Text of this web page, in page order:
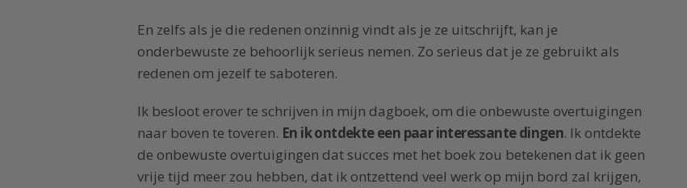
En zelfs als je die redenen onzinnig vindt als je ze uitschrijft, kan je
onderbewuste ze behoorlijk serieus nemen. Zo serieus dat je ze gebruikt als
redenen om jezelf te saboteren.
Ik besloot erover te schrijven in mijn dagboek, om die onbewuste overtuigingen
naar boven te toveren. En ik ontdekte een paar interessante dingen. Ik ontdekte
de onbewuste overtuigingen dat succes met het boek zou betekenen dat ik geen
vrije tijd meer zou hebben, dat ik ontzettend veel werk op mijn bord zal krijgen,